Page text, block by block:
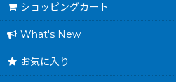
ショッピングカート
What's New
お気に入り